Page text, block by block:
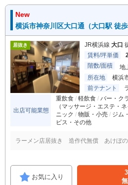
New
横浜市神奈川区大口通（大口駅 徒
居抜き JR横浜線 大口
賃料/坪単価
階数/面積
地
所在地
横浜
前テナント
出店可能業態
重飲食 軽飲食 バー・ク
（マッサージ・エステ・ネ
ニック
物販・小売 ジム
ビス・その他
ラーメン店居抜き 造作代無償 あけぼの
お気に入り